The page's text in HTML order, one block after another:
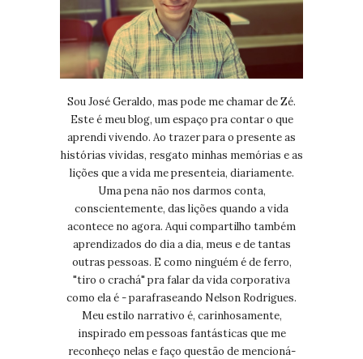
Sou José Geraldo, mas pode me chamar de Zé.
Este é meu blog, um espaço pra contar o que
aprendi vivendo. Ao trazer para o presente as
histórias vividas, resgato minhas memórias e as
lições que a vida me presenteia, diariamente.
Uma pena não nos darmos conta,
conscientemente, das lições quando a vida
acontece no agora. Aqui compartilho também
aprendizados do dia a dia, meus e de tantas
outras pessoas. E como ninguém é de ferro,
"tiro o crachá" pra falar da vida corporativa
como ela é - parafraseando Nelson Rodrigues.
Meu estilo narrativo é, carinhosamente,
inspirado em pessoas fantásticas que me
reconheço nelas e faço questão de mencioná-